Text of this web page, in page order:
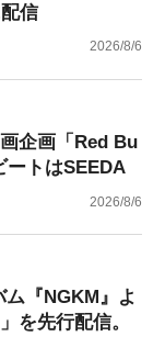
信
2026/8/6
企画「Red Bu
トはSEEDA
2026/8/6
『NGKM』よ
を先行配信。